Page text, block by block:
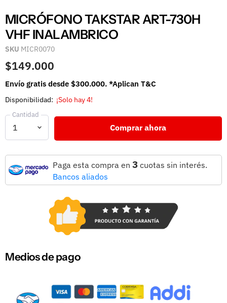
MICRÓFONO TAKSTAR ART-730H
VHF INALAMBRICO
SKU MICR0070
$149.000
Envío gratis desde $300.000. *Aplican T&C
Disponibilidad: ¡Solo hay 4!
Cantidad
Comprar ahora
Paga esta compra en 3 cuotas sin interés.
Bancos aliados
Medios de pago